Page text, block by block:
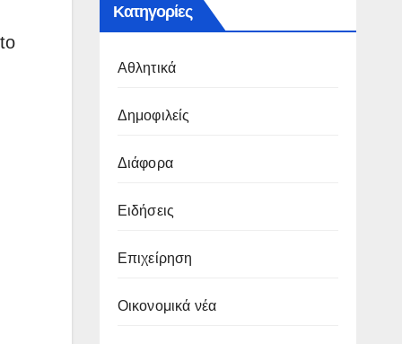
Κατηγορίες
Αθλητικά
Δημοφιλείς
Διάφορα
Ειδήσεις
Επιχείρηση
Οικονομικά νέα